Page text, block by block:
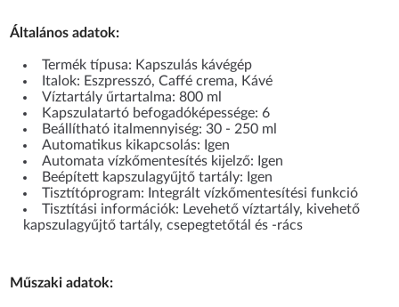
Általános adatok:
Termék típusa: Kapszulás kávégép
Italok: Eszpresszó, Caffé crema, Kávé
Víztartály űrtartalma: 800 ml
Kapszulatartó befogadóképessége: 6
Beállítható italmennyiség: 30 - 250 ml
Automatikus kikapcsolás: Igen
Automata vízkőmentesítés kijelző: Igen
Beépített kapszulagyűjtő tartály: Igen
Tisztítóprogram: Integrált vízkőmentesítési funkció
Tisztítási információk: Levehető víztartály, kivehető
kapszulagyűjtő tartály, csepegtetőtál és -rács
Műszaki adatok: